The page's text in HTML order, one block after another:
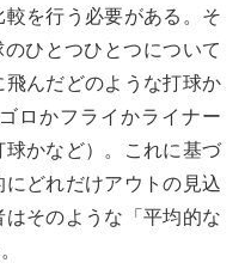
を行う必要がある。そ
ひとつひとつについて
んだどのような打球か
ロかフライかライナー
かなど）。これに基づ
どれだけアウトの見込
そのような「平均的な